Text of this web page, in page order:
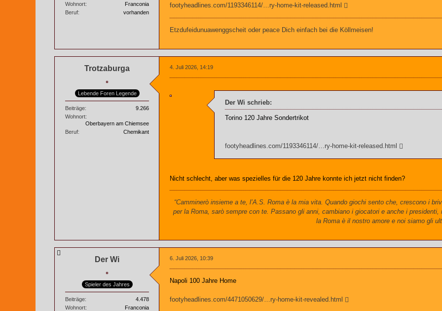
Wohnort
Franconia
Beruf
vorhanden
footyheadlines.com/1193346114/…ry-home-kit-released.html
Etzdufeidunuawenggscheit oder peace Dich einfach bei die Köllmeisen!
Trotzaburga
Lebende Foren Legende
Beiträge
9.266
Wohnort
Oberbayern am Chiemsee
Beruf
Chemikant
4. Juli 2026, 14:19
Der Wi schrieb:
Torino 120 Jahre Sondertrikot
footyheadlines.com/1193346114/…ry-home-kit-released.html
Nicht schlecht, aber was spezielles für die 120 Jahre konnte ich jetzt nicht finden?
“Camminerò insieme a te, l’A.S. Roma è la mia vita. Quando giochi sento che, crescono i
per la Roma, sarò sempre con te. Passano gli anni, cambiano i giocatori e anche i
la Roma è il nostro amore e noi siamo gli
Der Wi
Spieler des Jahres
Beiträge
4.478
Wohnort
Franconia
6. Juli 2026, 10:39
Napoli 100 Jahre Home
footyheadlines.com/4471050629/…ry-home-kit-revealed.html